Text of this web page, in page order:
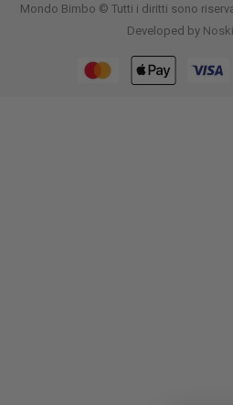
Mondo Bimbo © Tutti i diritti sono
Developed by